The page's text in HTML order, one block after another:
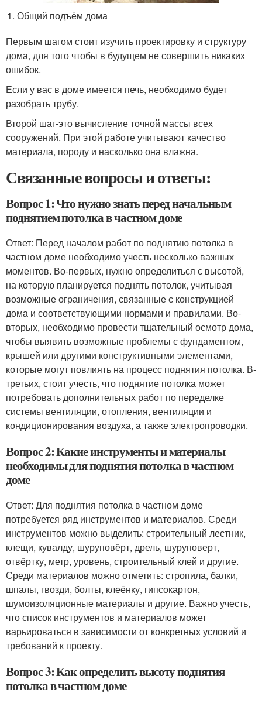
Общий подъём дома
Первым шагом стоит изучить проектировку и структуру
дома, для того чтобы в будущем не совершить никаких
ошибок.
Если у вас в доме имеется печь, необходимо будет
разобрать трубу.
Второй шаг-это вычисление точной массы всех
сооружений. При этой работе учитывают качество
материала, породу и насколько она влажна.
Связанные вопросы и ответы:
Вопрос 1: Что нужно знать перед начальным
поднятием потолка в частном доме
Ответ: Перед началом работ по поднятию потолка в
частном доме необходимо учесть несколько важных
моментов. Во-первых, нужно определиться с высотой,
на которую планируется поднять потолок, учитывая
возможные ограничения, связанные с конструкцией
дома и соответствующими нормами и правилами. Во-
вторых, необходимо провести тщательный осмотр дома,
чтобы выявить возможные проблемы с фундаментом,
крышей или другими конструктивными элементами,
которые могут повлиять на процесс поднятия потолка. В-
третьих, стоит учесть, что поднятие потолка может
потребовать дополнительных работ по переделке
системы вентиляции, отопления, вентиляции и
кондиционирования воздуха, а также электропроводки.
Вопрос 2: Какие инструменты и материалы
необходимы для поднятия потолка в частном
доме
Ответ: Для поднятия потолка в частном доме
потребуется ряд инструментов и материалов. Среди
инструментов можно выделить: строительный лестник,
клещи, кувалду, шуруповёрт, дрель, шуруповерт,
отвёртку, метр, уровень, строительный клей и другие.
Среди материалов можно отметить: стропила, балки,
шпалы, гвозди, болты, клеёнку, гипсокартон,
шумоизоляционные материалы и другие. Важно учесть,
что список инструментов и материалов может
варьироваться в зависимости от конкретных условий и
требований к проекту.
Вопрос 3: Как определить высоту поднятия
потолка в частном доме